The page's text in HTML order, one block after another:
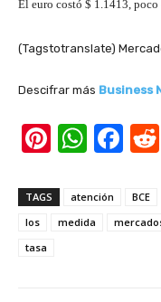
El euro costó $ 1.1413,
(Tagstotranslate)
Descifrar más Business
Pi
er
e
W
at
s
F
c
e
TAGS atención BCE
los
medida
tasa